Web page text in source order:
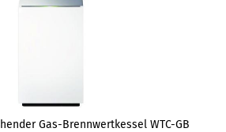
Gas-Brennwertkessel WTC-GB